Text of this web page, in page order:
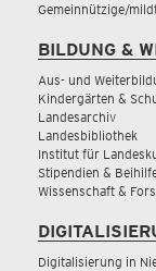
Gemeinnützige/
BILDUNG &
Aus- und
Kindergärten &
Landesarchiv
Landesbibliothek
Institut für
Stipendien &
Wissenschaft &
Digitalisierung in